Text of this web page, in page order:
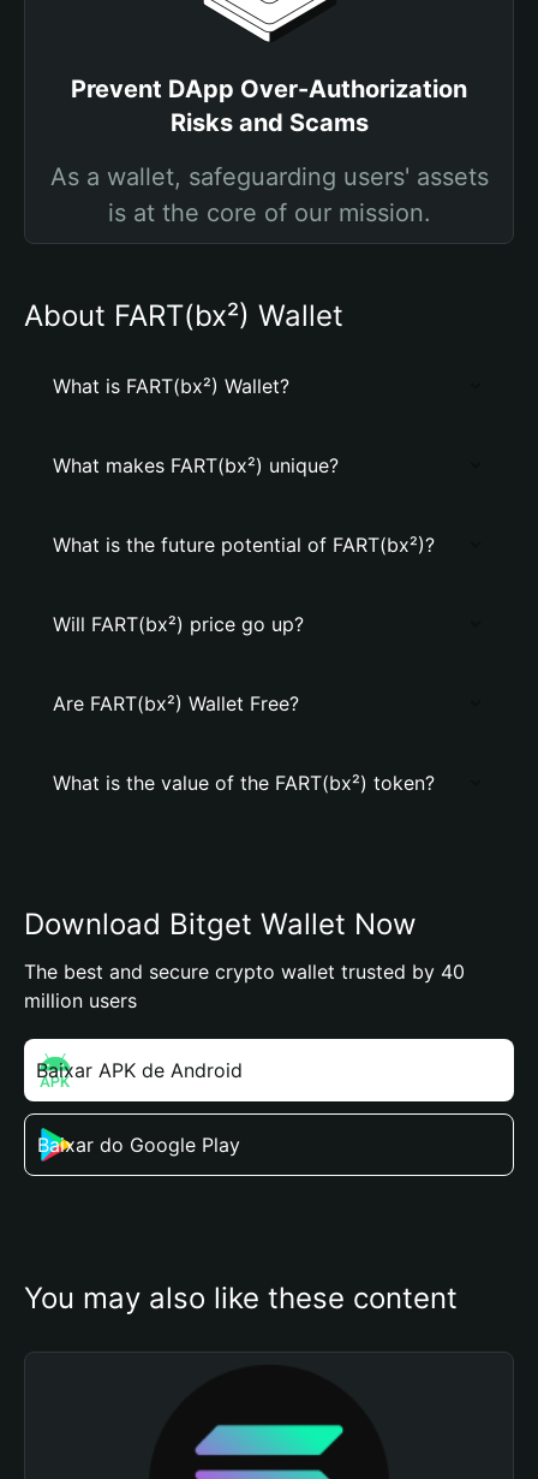
Prevent DApp Over-Authorization
Risks and Scams
As a wallet, safeguarding users' assets
is at the core of our mission.
About FART(bx²) Wallet
What is FART(bx²) Wallet?
What makes FART(bx²) unique?
What is the future potential of FART(bx²)?
Will FART(bx²) price go up?
Are FART(bx²) Wallet Free?
What is the value of the FART(bx²) token?
Download Bitget Wallet Now
The best and secure crypto wallet trusted by 40
million users
Baixar APK de Android
Baixar do Google Play
You may also like these content